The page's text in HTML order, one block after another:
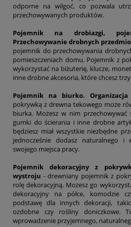
odporne na wilgoć, co pozwala
przechowywanych produktów.
Pojemnik na drobiazgi,
Przechowywanie drobnych
pojemnik do przechowywania
pomieszczeniach domu. Pojemnik z
wykorzystać na biżuterię, klucze,
inne drobne akcesoria, które chcesz
Pojemnik na biurko. Organizacja
pokrywką z drewna tekowego może
biurka. Możesz w nim przechowywać
gumki do ścierania i inne drobne
będziesz miał wszystkie niezbędne
jednocześnie dodasz naturalnego i
swojego miejsca pracy.
Pojemnik dekoracyjny z
wystroju - drewniany pojemnik z
rolę dekoracyjną. Możesz go
dekoracyjny na półce, komodzie
podstawę dla innych dekoracji,
ozdobne czy rośliny doniczkowe.
wprowadzenie przyjemnego,